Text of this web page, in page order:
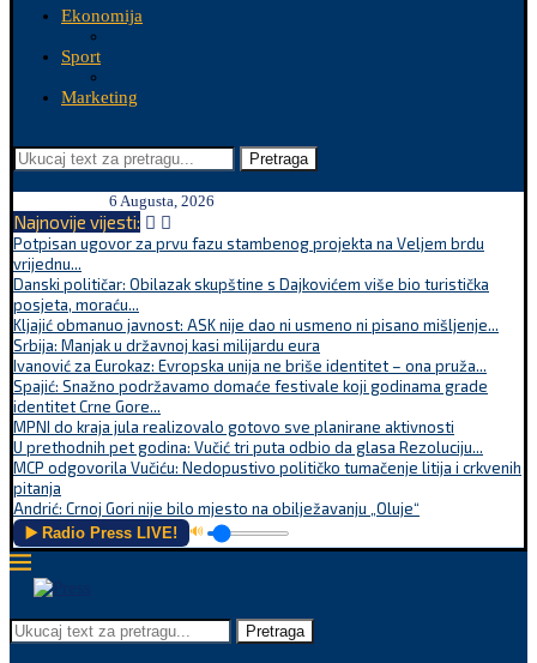
Ekonomija
Sport
Marketing
Pretraga
6 Augusta, 2026
Najnovije vijesti:
Potpisan ugovor za prvu fazu stambenog projekta na Veljem brdu
vrijednu...
Danski političar: Obilazak skupštine s Dajkovićem više bio turistička
posjeta, moraću...
Kljajić obmanuo javnost: ASK nije dao ni usmeno ni pisano mišljenje...
Srbija: Manjak u državnoj kasi milijardu eura
Ivanović za Eurokaz: Evropska unija ne briše identitet – ona pruža...
Spajić: Snažno podržavamo domaće festivale koji godinama grade
identitet Crne Gore...
MPNI do kraja jula realizovalo gotovo sve planirane aktivnosti
U prethodnih pet godina: Vučić tri puta odbio da glasa Rezoluciju...
MCP odgovorila Vučiću: Nedopustivo političko tumačenje litija i crkvenih
pitanja
Andrić: Crnoj Gori nije bilo mjesto na obilježavanju „Oluje“
▶️ Radio Press LIVE! 🔊
Pretraga